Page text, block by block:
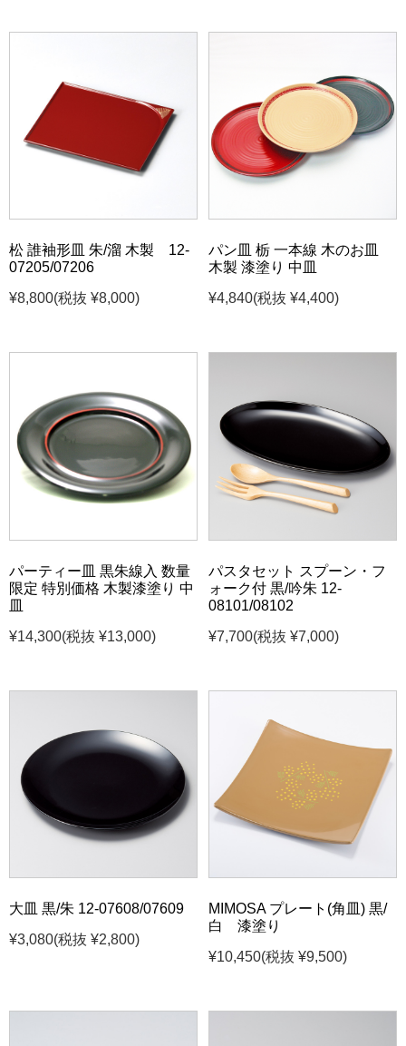
松 誰袖形皿 朱/溜 木製 12-
07205/07206
¥8,800(税抜 ¥8,000)
パン皿 栃 一本線 木のお皿
木製 漆塗り 中皿
¥4,840(税抜 ¥4,400)
パーティー皿 黒朱線入 数量
限定 特別価格 木製漆塗り 中
皿
¥14,300(税抜 ¥13,000)
パスタセット スプーン・フ
ォーク付 黒/吟朱 12-
08101/08102
¥7,700(税抜 ¥7,000)
大皿 黒/朱 12-07608/07609
¥3,080(税抜 ¥2,800)
MIMOSA プレート(角皿) 黒/
白 漆塗り
¥10,450(税抜 ¥9,500)